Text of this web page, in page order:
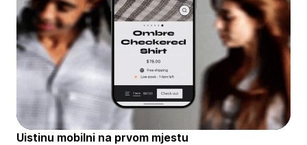
Uistinu mobilni na prvom mjestu